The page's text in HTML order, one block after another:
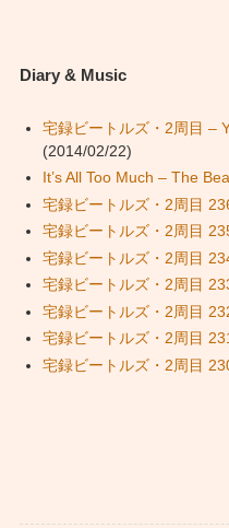
Diary & Music
宅録ビートルズ・2周目 –
(2014/02/22)
It’s All Too Much – The
宅録ビートルズ・2周目
宅録ビートルズ・2周目
宅録ビートルズ・2周目
宅録ビートルズ・2周目
宅録ビートルズ・2周目
宅録ビートルズ・2周目
宅録ビートルズ・2周目